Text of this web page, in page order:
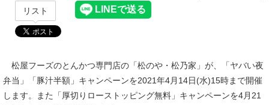
リスト
松屋フーズのとんかつ専門店の「松のや・松乃家」が、「ヤバい夜
弁当」「豚汁半額」キャンペーンを2021年4月14日(水)15時まで開催
します。また「厚切りローストッピング無料」キャンペーンを4月21